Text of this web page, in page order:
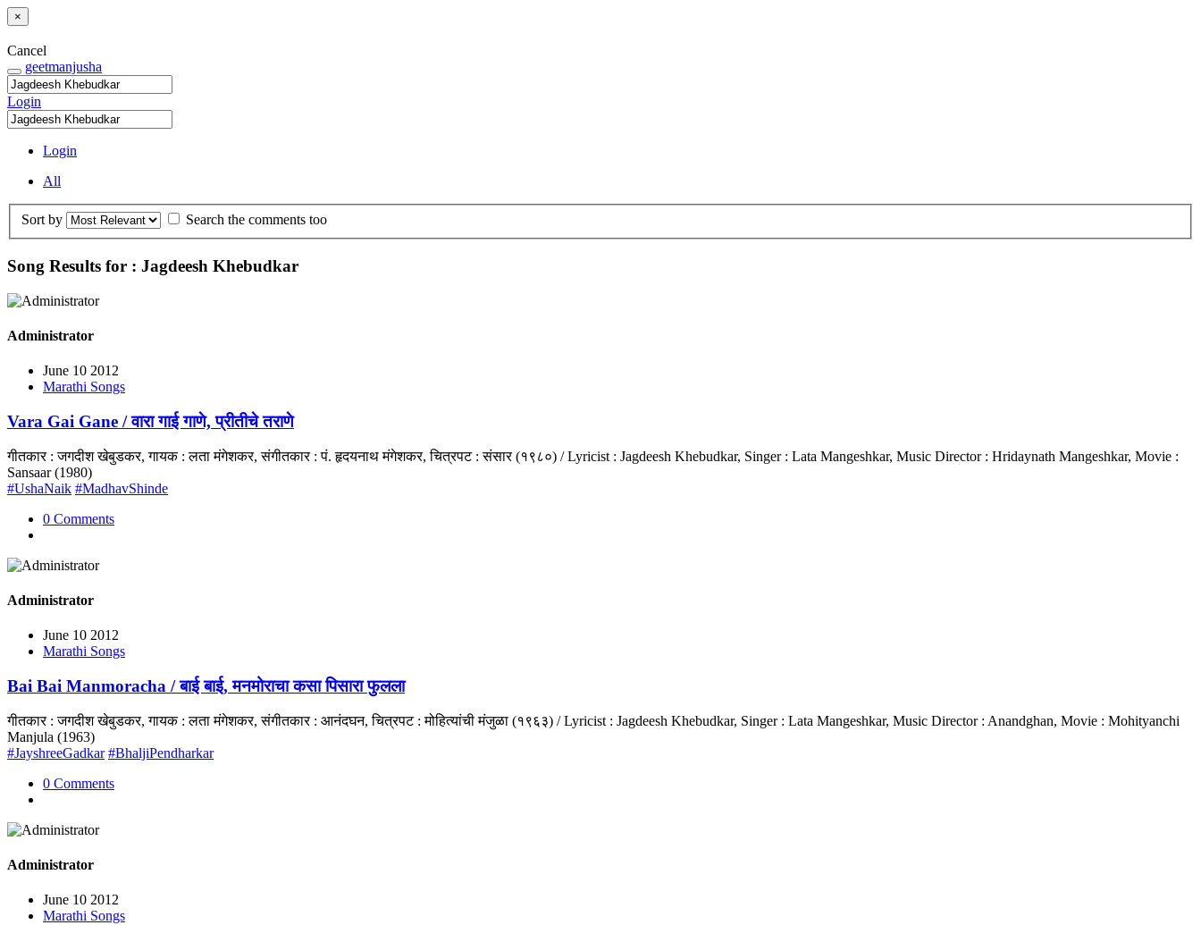
×
Cancel
geetmanjusha
Login
Login
All
Sort by Search the comments too
Song Results for : Jagdeesh Khebudkar
Administrator
June 10 2012
Marathi Songs
Vara Gai Gane / वारा गाई गाणे, प्रीतीचे तराणे
गीतकार : जगदीश खेबुडकर, गायक : लता मंगेशकर, संगीतकार : पं. हृदयनाथ मंगेशकर, चित्रपट : संसार (१९८०) / Lyricist : Jagdeesh Khebudkar, Singer : Lata Mangeshkar, Music Director : Hridaynath Mangeshkar, Movie :
Sansaar (1980)
#UshaNaik #MadhavShinde
0 Comments
Administrator
June 10 2012
Marathi Songs
Bai Bai Manmoracha / बाई बाई, मनमोराचा कसा पिसारा फुलला
गीतकार : जगदीश खेबुडकर, गायक : लता मंगेशकर, संगीतकार : आनंदघन, चित्रपट : मोहित्यांची मंजुळा (१९६३) / Lyricist : Jagdeesh Khebudkar, Singer : Lata Mangeshkar, Music Director : Anandghan, Movie : Mohityanchi
Manjula (1963)
#JayshreeGadkar #BhaljiPendharkar
0 Comments
Administrator
June 10 2012
Marathi Songs